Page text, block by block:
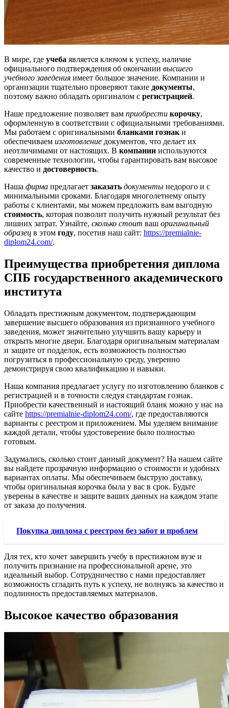
В мире, где учеба является ключом к успеху, наличие
официального подтверждения об окончании высшего
учебного заведения имеет большое значение. Компании и
организации тщательно проверяют такие документы,
поэтому важно обладать оригиналом с регистрацией.
Наше предложение позволяет вам приобрести корочку,
оформленную в соответствии с официальными требованиями.
Мы работаем с оригинальными бланками гознак и
обеспечиваем изготовление документов, что делает их
неотличимыми от настоящих. В компании используются
современные технологии, чтобы гарантировать вам высокое
качество и достоверность.
Наша фирма предлагает заказать документы недорого и с
минимальными сроками. Благодаря многолетнему опыту
работы с клиентами, мы можем предложить вам выгодную
стоимость, которая позволит получить нужный результат без
лишних затрат. Узнайте, сколько стоит ваш оригинальный
образец в этом году, посетив наш сайт: https://premialnie-
diplom24.com/.
Преимущества приобретения диплома
СПБ государственного академического
института
Обладать престижным документом, подтверждающим
завершение высшего образования из признанного учебного
заведения, может значительно улучшить вашу карьеру и
открыть многие двери. Благодаря оригинальным материалам
и защите от подделок, есть возможность полностью
погрузиться в профессиональную среду, уверенно
демонстрируя свою квалификацию и навыки.
Наша компания предлагает услугу по изготовлению бланков с
регистрацией и в точности следуя стандартам гознак.
Приобрести качественный и настоящий бланк можно у нас на
сайте https://premialnie-diplom24.com/, где предоставляются
варианты с реестром и приложением. Мы уделяем внимание
каждой детали, чтобы удостоверение было полностью
готовым.
Задумались, сколько стоит данный документ? На нашем сайте
вы найдете прозрачную информацию о стоимости и удобных
вариантах оплаты. Мы обеспечиваем быструю доставку,
чтобы оригинальная корочка была у вас в срок. Будьте
уверены в качестве и защите ваших данных на каждом этапе
от заказа до получения.
Покупка диплома с реестром без забот и проблем
Для тех, кто хочет завершить учебу в престижном вузе и
получить признание на профессиональной арене, это
идеальный выбор. Сотрудничество с нами предоставляет
возможность сгладить путь к успеху, не волнуясь за качество и
подлинность предоставляемых материалов.
Высокое качество образования